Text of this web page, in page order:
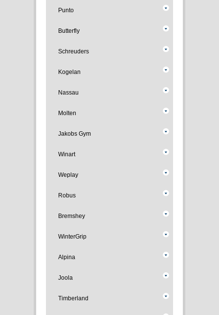
Punto
Butterfly
Schreuders
Kogelan
Nassau
Molten
Jakobs Gym
Winart
Weplay
Robus
Bremshey
WinterGrip
Alpina
Joola
Timberland